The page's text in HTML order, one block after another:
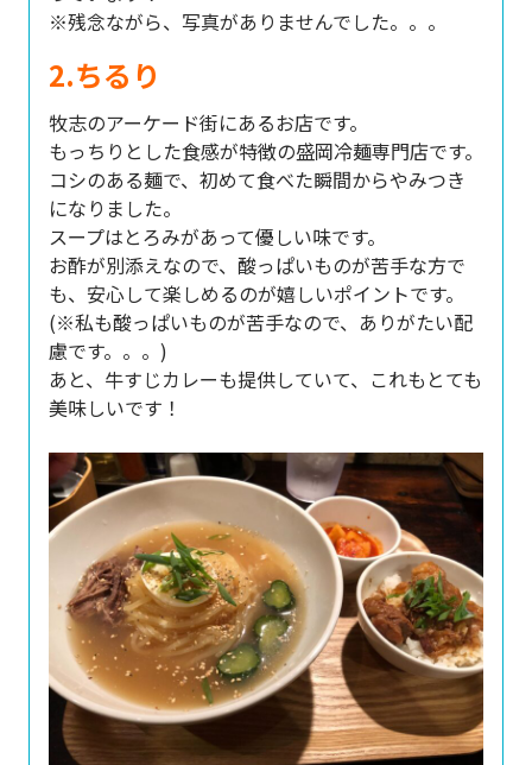
※残念ながら、写真がありませんでした。。。
2.ちるり
牧志のアーケード街にあるお店です。
もっちりとした食感が特徴の盛岡冷麺専門店です。
コシのある麺で、初めて食べた瞬間からやみつき
になりました。
スープはとろみがあって優しい味です。
お酢が別添えなので、酸っぱいものが苦手な方で
も、安心して楽しめるのが嬉しいポイントです。
(※私も酸っぱいものが苦手なので、ありがたい配
慮です。。。)
あと、牛すじカレーも提供していて、これもとても
美味しいです！